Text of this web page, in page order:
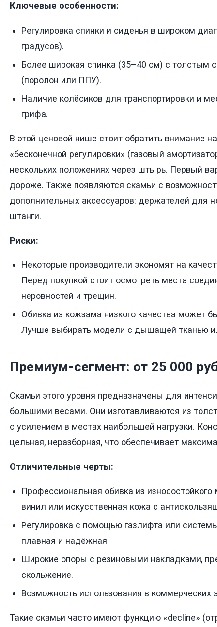
Ключевые особенности:
Регулировка спинки и сиденья в широком
градусов).
Более широкая спинка (35–40 см) с толстым
(поролон или ППУ).
Наличие колёсиков для транспортировки и
грифа.
В этой ценовой нише стоит обратить внимание
«бесконечной регулировки» (газовый
нескольких положениях через штырь. Первый
дороже. Также появляются скамьи с
дополнительных аксессуаров: держателей для
штанги.
Риски:
Некоторые производители экономят на
Перед покупкой стоит осмотреть места
неровностей и трещин.
Обивка из кожзама низкого качества может
Лучше выбирать модели с дышащей тканью
Премиум-сегмент: от 25 000
Скамьи этого уровня предназначены для
большими весами. Они изготавливаются из
с усилением в местах наибольшей нагрузки.
цельная, неразборная, что обеспечивает
Отличительные черты:
Профессиональная обивка из
винил или искусственная кожа с
Регулировка с помощью газлифта или
плавная и надёжная.
Широкие опоры с резиновыми накладками,
скольжение.
Возможность использования в коммерческих
Такие скамьи часто имеют функцию «decline»